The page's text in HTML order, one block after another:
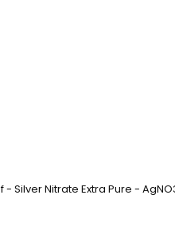
Silver Nitrate Extra Pure -